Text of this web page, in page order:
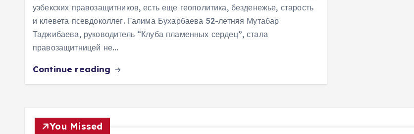
узбекских правозащитников, есть еще геополитика, безденежье, старость
и клевета псевдоколлег. Галима Бухарбаева 52-летняя Мутабар
Таджибаева, руководитель “Клуба пламенных сердец”, стала
правозащитницей не…
Continue reading
You Missed